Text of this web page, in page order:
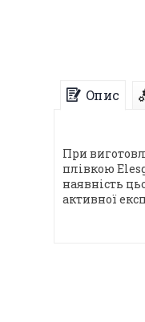
Опис
При
плівкою
наявність
активної